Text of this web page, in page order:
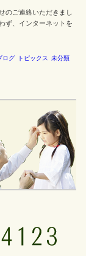
のご連絡いただきまし
ず、インターネットを
ログ トピックス 未分類